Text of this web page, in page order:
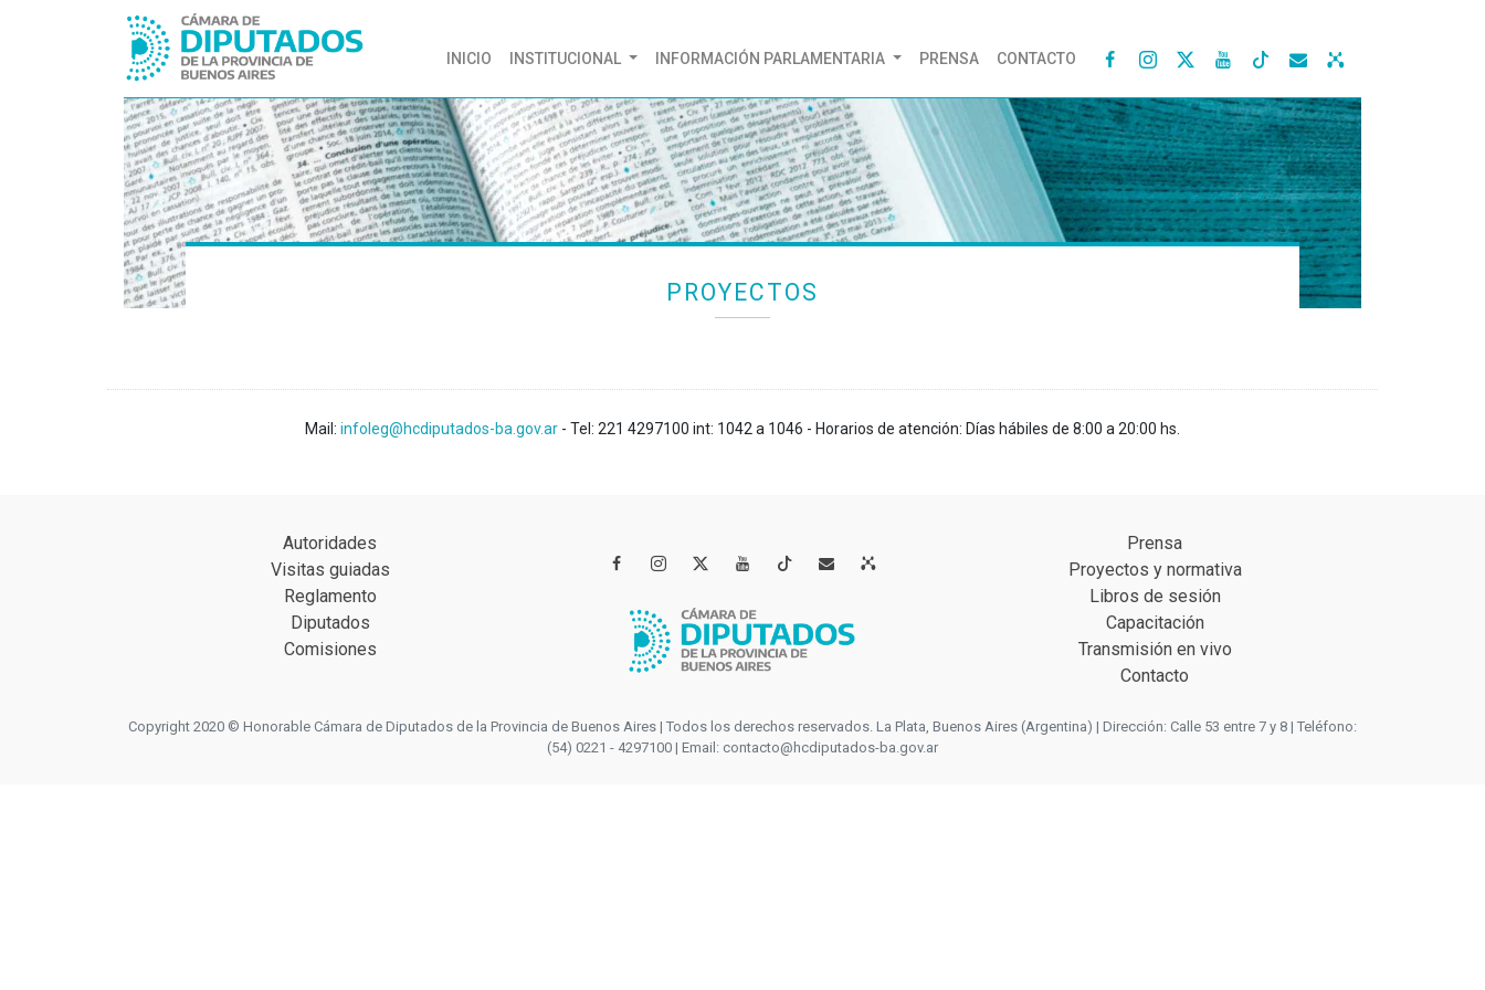
INICIO (CURRENT)
INSTITUCIONAL INFORMACIÓN PARLAMENTARIA PRENSA CONTACTO    
PROYECTOS
Mail: infoleg@hcdiputados-ba.gov.ar - Tel: 221 4297100 int: 1042 a 1046 - Horarios de atención: Días hábiles de 8:00 a 20:00 hs.
Autoridades
Visitas guiadas
Reglamento
Diputados
Comisiones
   
Prensa
Proyectos y normativa
Libros de sesión
Capacitación
Transmisión en vivo
Contacto
Copyright 2020 © Honorable Cámara de Diputados de la Provincia de Buenos Aires | Todos los derechos reservados. La Plata, Buenos Aires (Argentina) | Dirección: Calle 53 entre 7 y 8 | Teléfono:
(54) 0221 - 4297100 | Email: contacto@hcdiputados-ba.gov.ar